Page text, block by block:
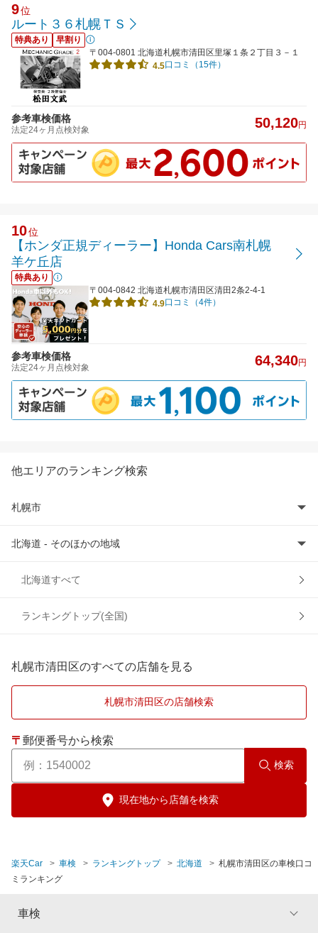
他エリアのランキング検索
札幌市
札幌市厚別区
札幌市北区
札幌市白石区
札幌市手稲区
札幌市西区
札幌市
北海道 - そのほかの地域
旭川市
石狩市
恵庭市
小樽市
北見市
北海道すべて
ランキングトップ(全国)
札幌市清田区のすべての店舗を見る
札幌市清田区の店舗検索
〒 郵便番号から検索
検索
現在地から店舗を検索
9位
ルート３６札幌ＴＳ
特典あり
早割り
〒004-0801 北海道札幌市清田区里塚１条２丁目３－１
4.5口コミ（15件）
参考車検価格
法定24ヶ月点検対象 50,120円
10位
【ホンダ正規ディーラー】Honda Cars南札幌
羊ケ丘店
特典あり
〒004-0842 北海道札幌市清田区清田2条2-4-1
4.9口コミ（4件）
参考車検価格
法定24ヶ月点検対象 64,340円
楽天Car 車検 ランキングトップ 北海道
札幌市清田区の車検口コ
ミランキング
車検